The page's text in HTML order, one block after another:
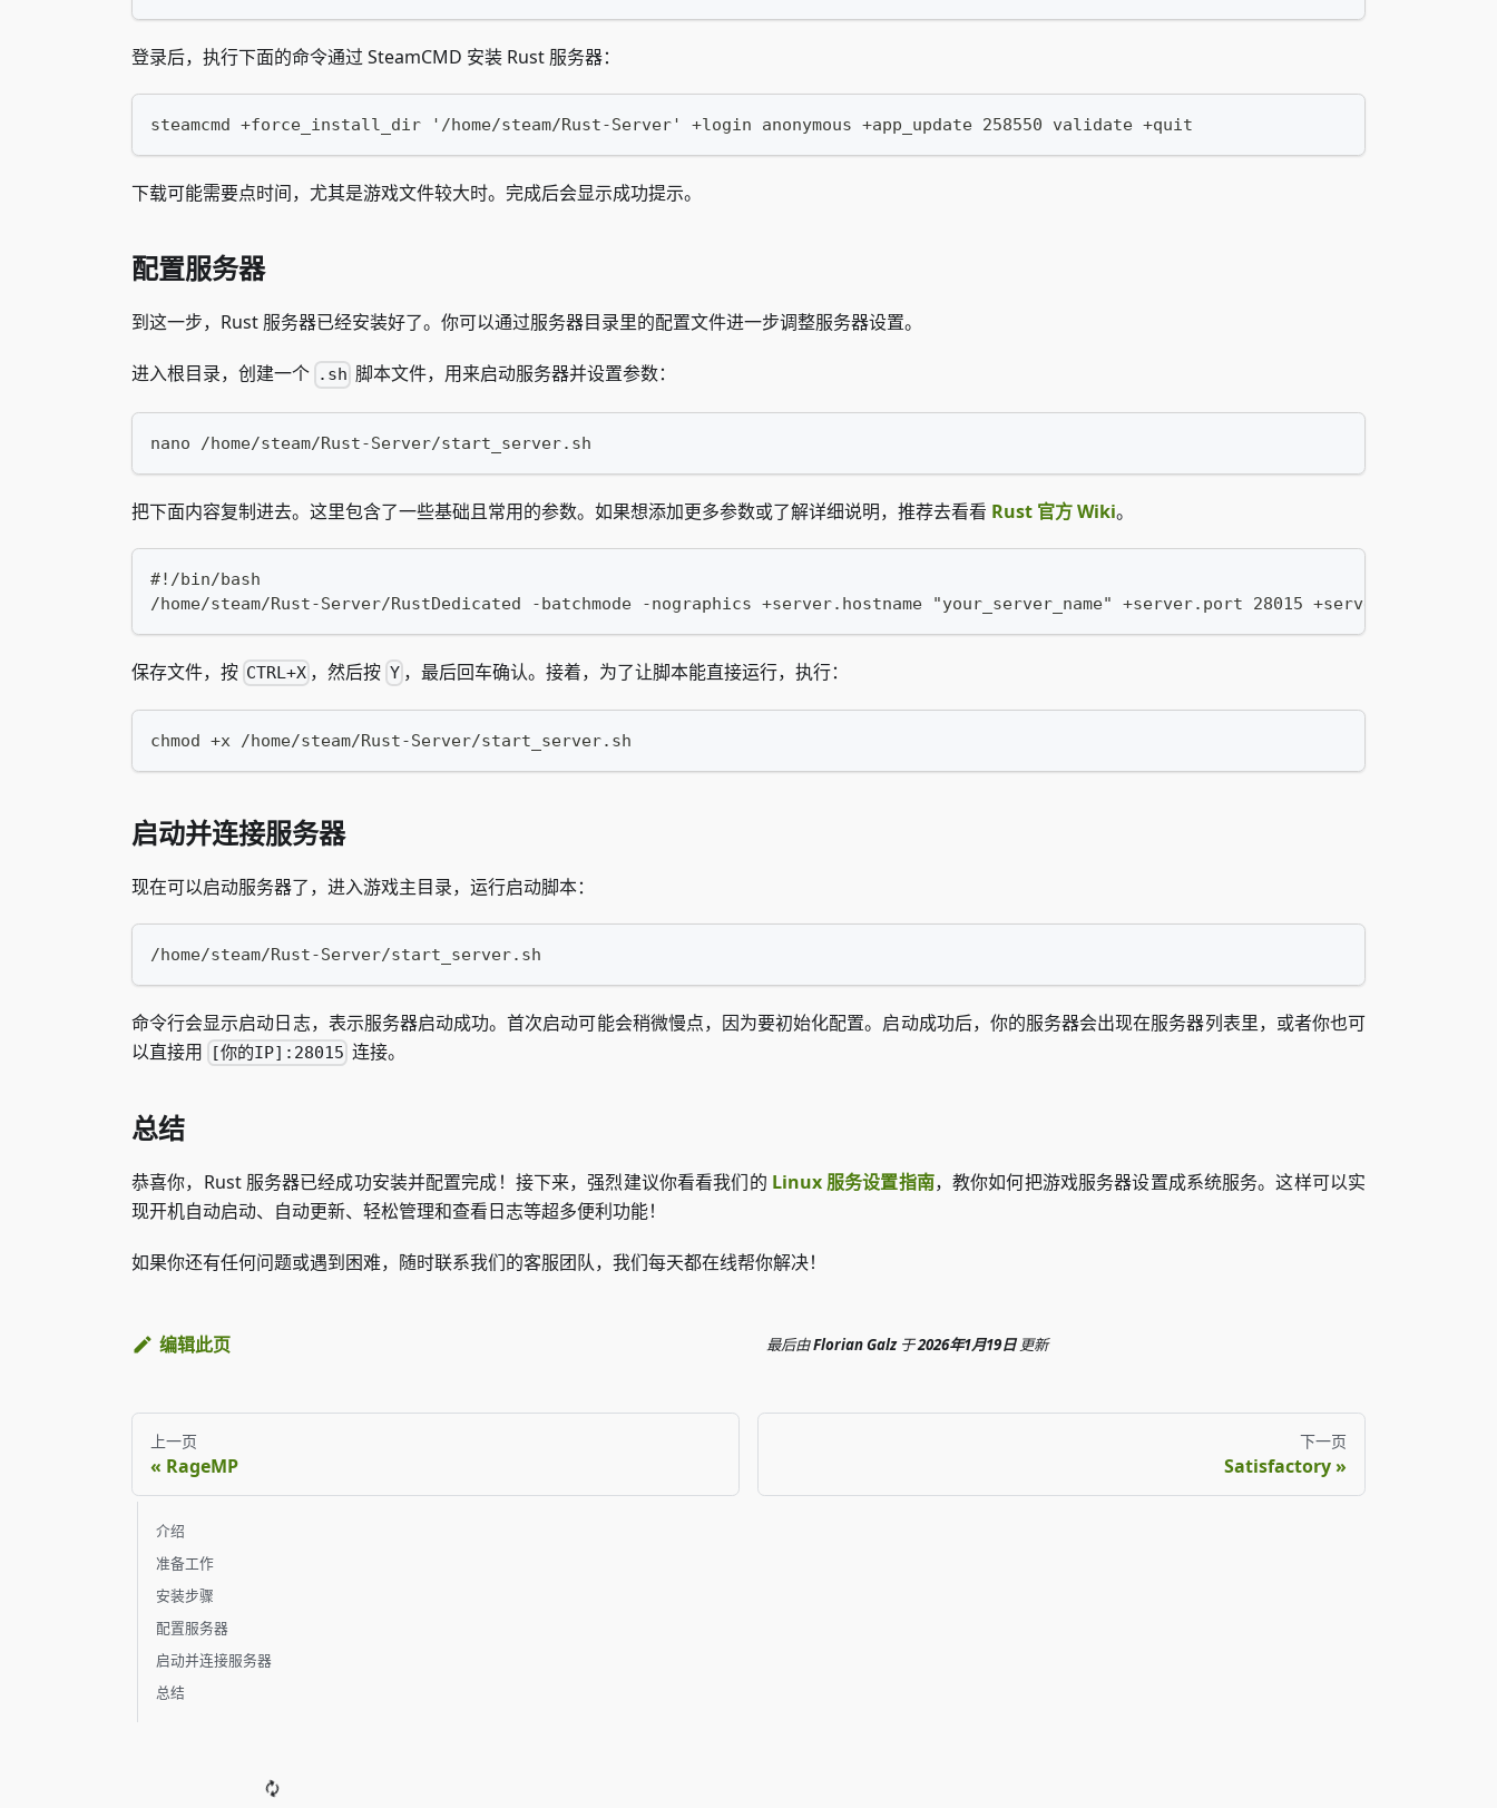
登录后，执行下面的命令通过 SteamCMD 安装 Rust 服务器：
steamcmd +force_install_dir '/home/steam/Rust-Server' +login anonymous +app_update 258550 validate +quit
下载可能需要点时间，尤其是游戏文件较大时。完成后会显示成功提示。
配置服务器
到这一步，Rust 服务器已经安装好了。你可以通过服务器目录里的配置文件进一步调整服务器设置。
进入根目录，创建一个 .sh 脚本文件，用来启动服务器并设置参数：
nano /home/steam/Rust-Server/start_server.sh
把下面内容复制进去。这里包含了一些基础且常用的参数。如果想添加更多参数或了解详细说明，推荐去看看 Rust 官方 Wiki。
#!/bin/bash
/home/steam/Rust-Server/RustDedicated -batchmode -nographics +server.hostname "your_server_name" +server.port 28015
保存文件，按 CTRL+X ，然后按 Y，最后回车确认。接着，为了让脚本能直接运行，执行：
chmod +x /home/steam/Rust-Server/start_server.sh
启动并连接服务器
现在可以启动服务器了，进入游戏主目录，运行启动脚本：
/home/steam/Rust-Server/start_server.sh
命令行会显示启动日志，表示服务器启动成功。首次启动可能会稍微慢点，因为要初始化配置。启动成功后，你的服务器会出现在服务器列表里，或者你也可
以直接用
[你的IP]:28015 连接。
总结
恭喜你，Rust 服务器已经成功安装并配置完成！接下来，强烈建议你看看我们的 Linux 服务设置指南，教你如何把游戏服务器设置成系统服务。这样可以实
现开机自动启动、自动更新、轻松管理和查看日志等超多便利功能！
如果你还有任何问题或遇到困难，随时联系我们的客服团队，我们每天都在线帮你解决！
编辑此页 最后由Florian Galz 于2026年1月19日 更新
上一页
RageMP
下一页
Satisfactory
介绍
准备工作
安装步骤
配置服务器
启动并连接服务器
总结